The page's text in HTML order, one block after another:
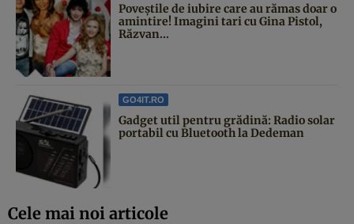
Poveştile de iubire care au rămas doar o
amintire! Imagini tari cu Gina Pistol,
Răzvan...
GO4IT.RO
Gadget util pentru grădină: Radio solar
portabil cu Bluetooth la Dedeman
Cele mai noi articole